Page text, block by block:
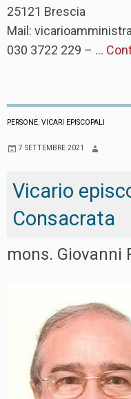
25121 Brescia
Mail:
030 3722 229 – …
PERSONE, VICARI EPISCOPALI
7 SETTEMBRE 2021
Vicario
Consacrata
mons. Giovanni